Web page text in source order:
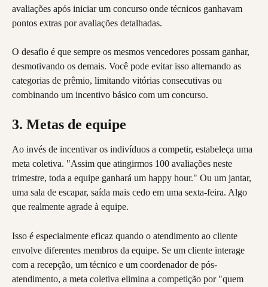
avaliações após iniciar um concurso onde técnicos ganhavam
pontos extras por avaliações detalhadas.
O desafio é que sempre os mesmos vencedores possam ganhar,
desmotivando os demais. Você pode evitar isso alternando as
categorias de prêmio, limitando vitórias consecutivas ou
combinando um incentivo básico com um concurso.
3. Metas de equipe
Ao invés de incentivar os indivíduos a competir, estabeleça uma
meta coletiva. "Assim que atingirmos 100 avaliações neste
trimestre, toda a equipe ganhará um happy hour." Ou um jantar,
uma sala de escapar, saída mais cedo em uma sexta-feira. Algo
que realmente agrade à equipe.
Isso é especialmente eficaz quando o atendimento ao cliente
envolve diferentes membros da equipe. Se um cliente interage
com a recepção, um técnico e um coordenador de pós-
atendimento, a meta coletiva elimina a competição por "quem